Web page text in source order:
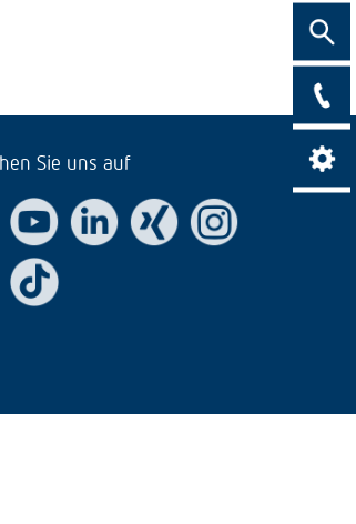
Kontrast ein
Sie uns auf